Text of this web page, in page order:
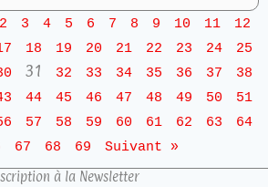
2 3 4 5 6 7 8 9 10 11
12
18 19 20 21 22 23 24
25
31 32 33 34 35 36 37
38
44 45 46 47 48 49 50
51
57 58 59 60 61 62 63
64
67 68 69 Suivant »
à la Newsletter